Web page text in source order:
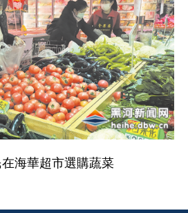
在海華超市選購蔬菜